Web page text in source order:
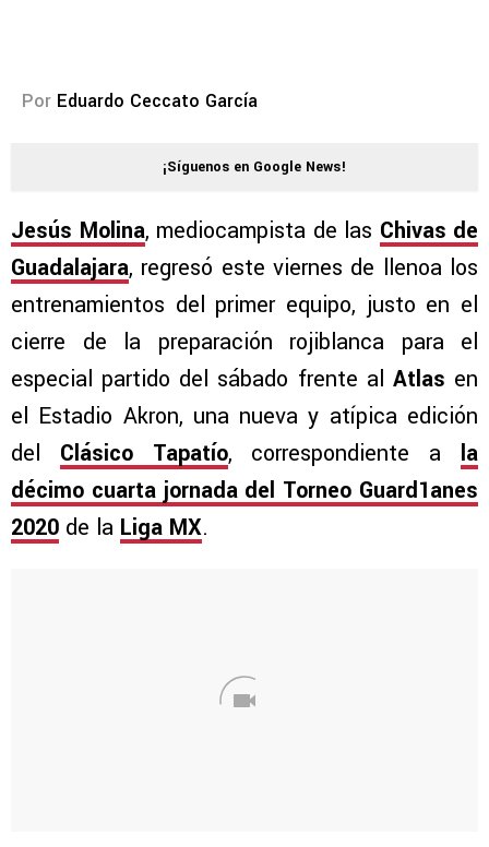
Por Eduardo Ceccato García
¡Síguenos en Google News!
Jesús Molina, mediocampista de las Chivas de
Guadalajara, regresó este viernes de llenoa los
entrenamientos del primer equipo, justo en el
cierre de la preparación rojiblanca para el
especial partido del sábado frente al Atlas en
el Estadio Akron, una nueva y atípica edición
del Clásico Tapatío, correspondiente a la
décimo cuarta jornada del Torneo Guard1anes
2020 de la Liga MX.